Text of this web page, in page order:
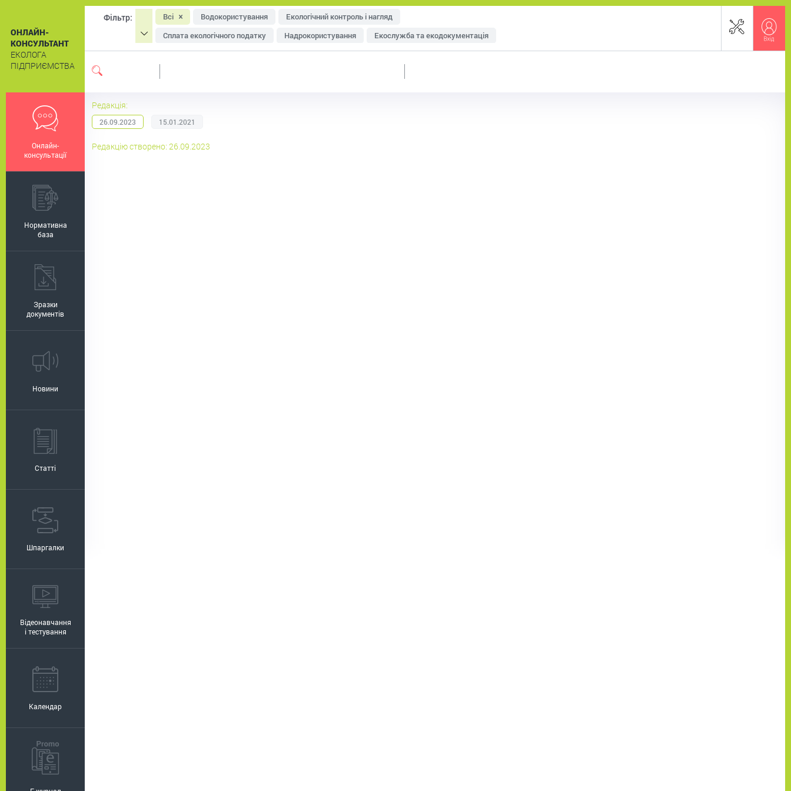
ОНЛАЙН-
КОНСУЛЬТАНТ
ЕКОЛОГА
ПІДПРИЄМСТВА
Онлайн-
консультації
Нормативна
база
Зразки
документів
Новини
Статті
Шпаргалки
Відеонавчання
і тестування
Календар
Фільтр: Всі Водокористування
Екологічний контроль і нагляд
Сплата екологічного податку
Надрокористування
Екослужба та екодокументація
Охорона атмосферного повітря
Управління відходами
Ресурсозбереження
Редакція:
26.09.2023 15.01.2021
Редакцію створено: 26.09.2023